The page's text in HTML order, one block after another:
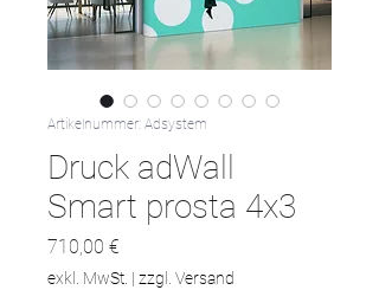
Artikelnummer: Adsystem
Druck adWall
Smart prosta 4x3
710,00 €
exkl. MwSt. | zzgl. Versand